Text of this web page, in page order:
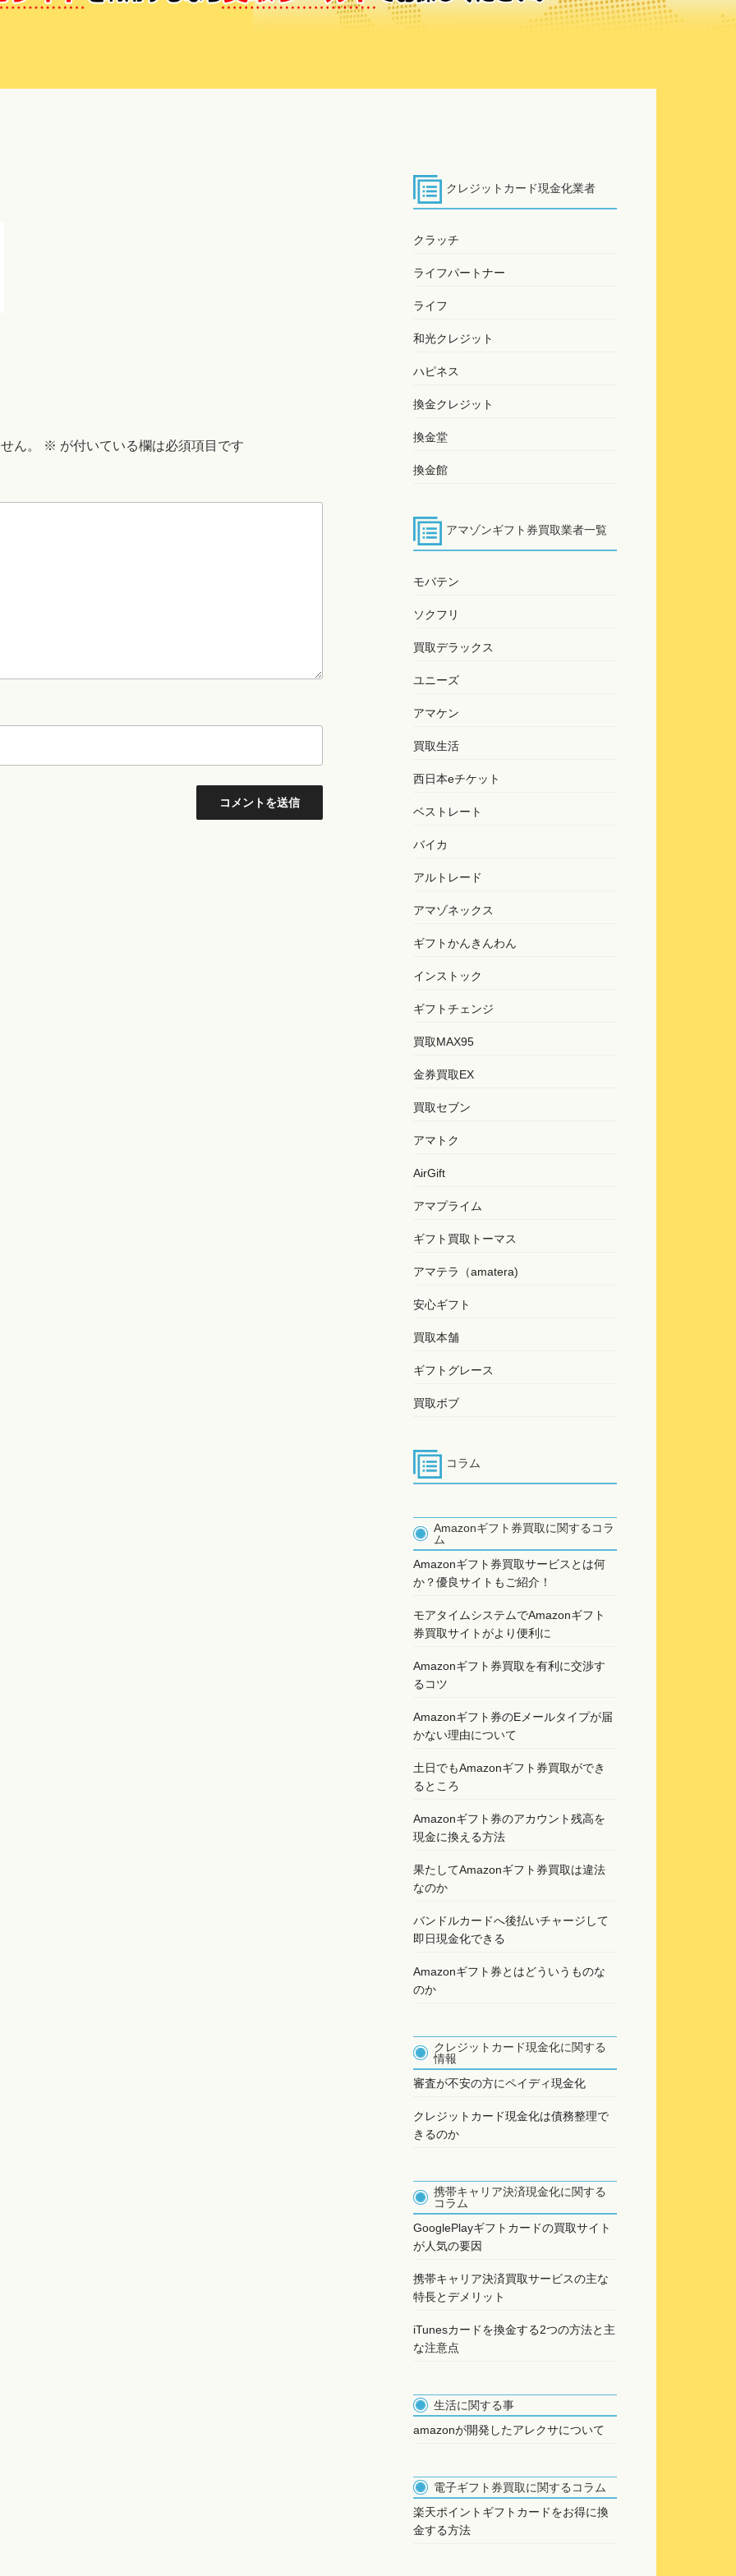
ん。 ※ が付いている欄は必須項目です
クレジットカード現金化業者
クラッチ
ライフパートナー
ライフ
和光クレジット
ハピネス
換金クレジット
換金堂
換金館
アマゾンギフト券買取業者一覧
モバテン
ソクフリ
買取デラックス
ユニーズ
アマケン
買取生活
西日本eチケット
ベストレート
バイカ
アルトレード
アマゾネックス
ギフトかんきんわん
インストック
ギフトチェンジ
買取MAX95
金券買取EX
買取セブン
アマトク
AirGift
アマプライム
ギフト買取トーマス
アマテラ（amatera)
安心ギフト
買取本舗
ギフトグレース
買取ボブ
コラム
Amazonギフト券買取に関するコラ
ム
Amazonギフト券買取サービスとは何
か？優良サイトもご紹介！
モアタイムシステムでAmazonギフト
券買取サイトがより便利に
Amazonギフト券買取を有利に交渉す
るコツ
Amazonギフト券のEメールタイプが届
かない理由について
土日でもAmazonギフト券買取ができ
るところ
Amazonギフト券のアカウント残高を
現金に換える方法
果たしてAmazonギフト券買取は違法
なのか
バンドルカードへ後払いチャージして
即日現金化できる
Amazonギフト券とはどういうものな
のか
クレジットカード現金化に関する
情報
審査が不安の方にペイディ現金化
クレジットカード現金化は債務整理で
きるのか
携帯キャリア決済現金化に関する
コラム
GooglePlayギフトカードの買取サイト
が人気の要因
携帯キャリア決済買取サービスの主な
特長とデメリット
iTunesカードを換金する2つの方法と主
な注意点
生活に関する事
amazonが開発したアレクサについて
電子ギフト券買取に関するコラム
楽天ポイントギフトカードをお得に換
金する方法